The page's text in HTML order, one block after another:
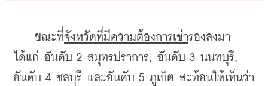
ขณะที่จังหวัดที่มีความต้องการเช่ารองลงมา
ได้แก่ อันดับ 2 สมุทรปราการ, อันดับ 3 นนทบุรี,
อันดับ 4 ชลบุรี และอันดับ 5 ภูเก็ต สะท้อนให้เห็นว่า